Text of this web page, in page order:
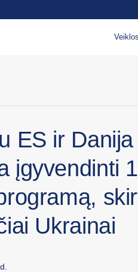
ES ir
įgyvendinti
Ukrainai